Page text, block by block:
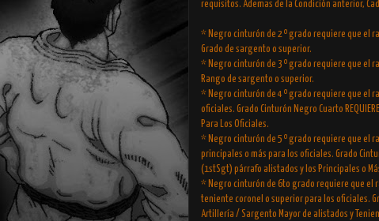
requisitos. Ademas de la Condición anterior,
* Negro cinturón de 2 º grado requiere que el
Grado de sargento o superior.
* Negro cinturón de 3 º grado requiere que el
Rango de sargento o superior.
* Negro cinturón de 4 º grado requiere que el
oficiales. Grado Cinturón Negro Cuarto
Para Los Oficiales.
* Negro cinturón de 5 º grado requiere que el
principales o más para los oficiales. Grado
(1stSgt) párrafo alistados y los Principales o
* Negro cinturón de 6to grado requiere que el
teniente coronel o superior para los oficiales.
Artillería / Sargento Mayor de alistados y